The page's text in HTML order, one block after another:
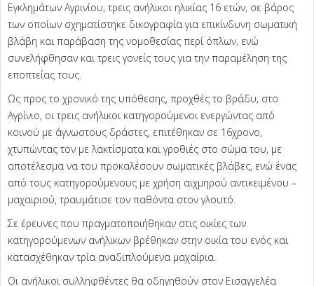
Εγκλημάτων Αγρινίου, τρεις ανήλικοι ηλικίας 16 ετών, σε βάρος
των οποίων σχηματίστηκε δικογραφία για επικίνδυνη σωματική
βλάβη και παράβαση της νομοθεσίας περί όπλων, ενώ
συνελήφθησαν και τρεις γονείς τους για την παραμέληση της
εποπτείας τους.
Ως προς το χρονικό της υπόθεσης, προχθές το βράδυ, στο
Αγρίνιο, οι τρεις ανήλικοι κατηγορούμενοι ενεργώντας από
κοινού με άγνωστους δράστες, επιτέθηκαν σε 16χρονο,
χτυπώντας τον με λακτίσματα και γροθιές στο σώμα του, με
αποτέλεσμα να του προκαλέσουν σωματικές βλάβες, ενώ ένας
από τους κατηγορούμενους με χρήση αιχμηρού αντικειμένου –
μαχαιριού, τραυμάτισε τον παθόντα στον γλουτό.
Σε έρευνες που πραγματοποιήθηκαν στις οικίες των
κατηγορούμενων ανήλικων βρέθηκαν στην οικία του ενός και
κατασχέθηκαν τρία αναδιπλούμενα μαχαίρια.
Οι ανήλικοι συλληφθέντες θα οδηγηθούν στον Εισαγγελέα